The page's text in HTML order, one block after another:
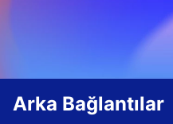
Arka Bağlantılar